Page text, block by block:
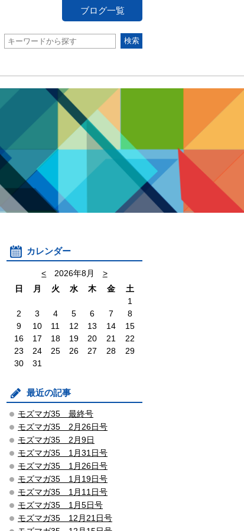
ブログ一覧
カレンダー
< 2026年8月
>
日
月 火 水 木 金
土
1
2
3 4 5 6 7
8
9
10 11 12 13 14
15
16
17 18 19 20 21
22
23
24 25 26 27 28
29
30
31
最近の記事
モズマガ35 最終号
モズマガ35 2月26日号
モズマガ35 2月9日
モズマガ35 1月31日号
モズマガ35 1月26日号
モズマガ35 1月19日号
モズマガ35 1月11日号
モズマガ35 1月5日号
モズマガ35 12月21日号